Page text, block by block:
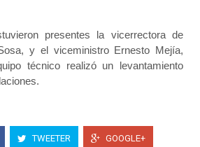
presentes la vicerrectora de
y el viceministro Ernesto Mejía,
técnico realizó un levantamiento
TWEETER GOOGLE+